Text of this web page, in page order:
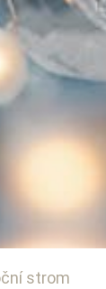
strom